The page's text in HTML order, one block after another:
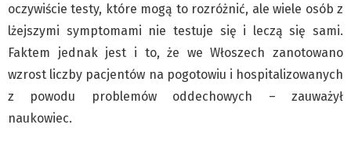
YouTube glos.live
Głos News
Mrózek i Maćkowiak
PODCAST "GŁOS MAMY"
STREFA PREMIUM
oczywiście testy, które mogą to rozróżnić, ale wiele osób z
lżejszymi symptomami nie testuje się i leczą się sami.
Faktem jednak jest i to, że we Włoszech zanotowano
wzrost liczby pacjentów na pogotowiu i hospitalizowanych
z powodu problemów oddechowych – zauważył
naukowiec.